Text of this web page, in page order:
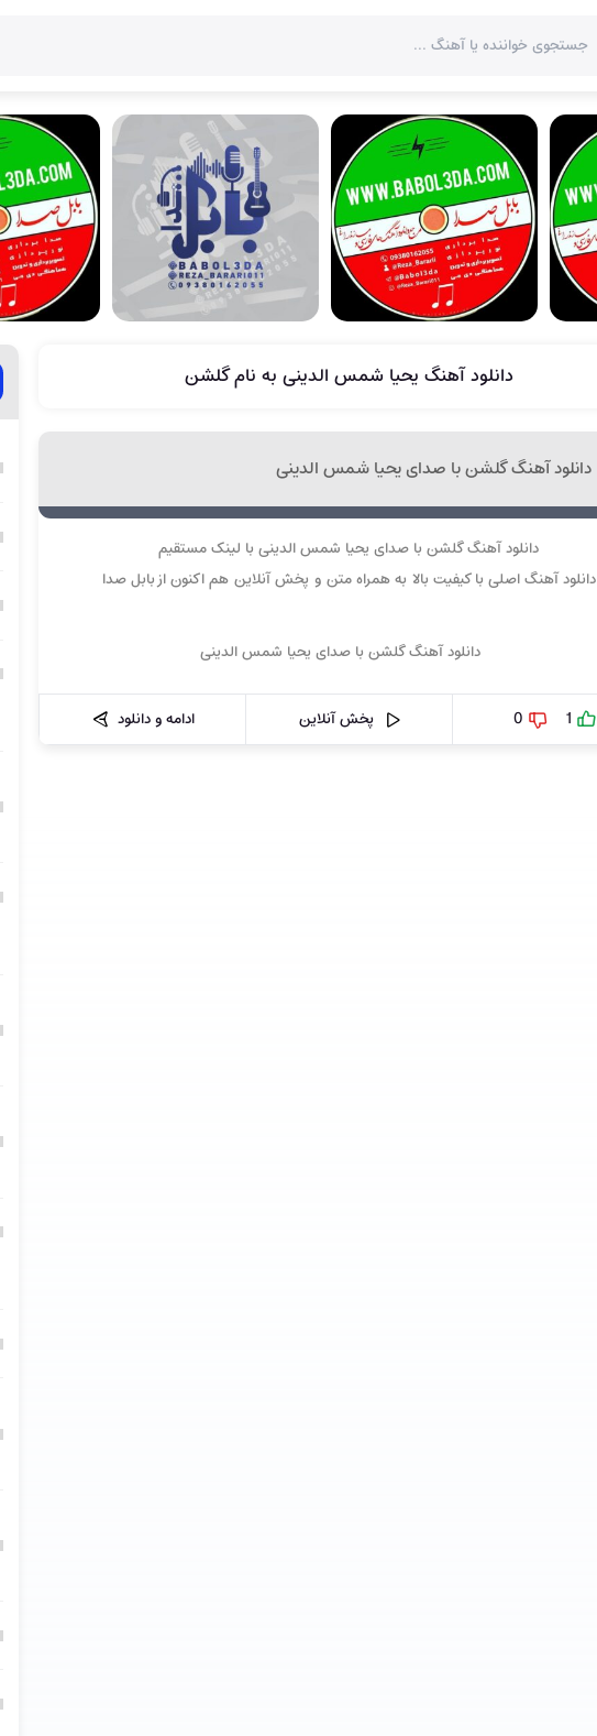
دانلود آهنگ یحیا شمس الدینی به نام گلشن
دانلود آهنگ گلشن با صدای یحیا شمس الدینی
دانلود آهنگ گلشن با صدای یحیا شمس الدینی با لینک مستقیم
دانلود آهنگ اصلی با کیفیت بالا به همراه متن و پخش آنلاین هم اکنون از بابل صدا
1
0 پخش آنلاین ادامه و دانلود